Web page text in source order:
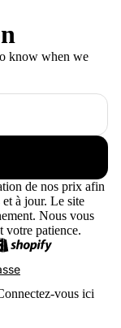
know when we
de nos prix afin
à jour. Le site
Nous vous
votre patience.
vous ici